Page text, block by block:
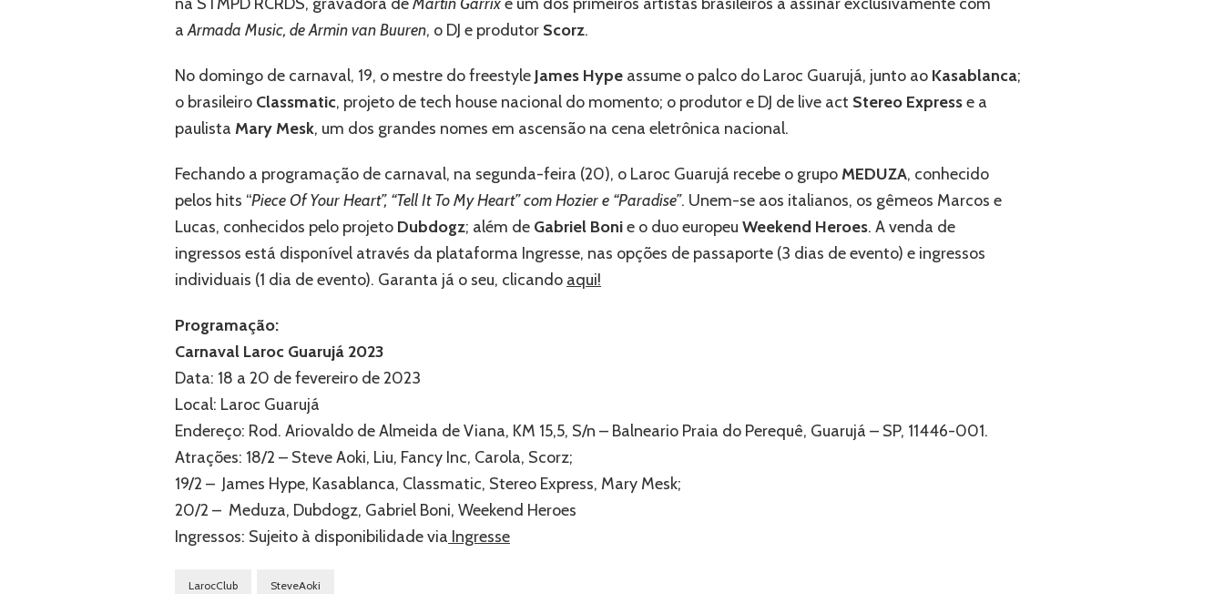
aArmada Music, de Armin van Buuren, o DJ e produtor Scorz.
No domingo de carnaval, 19, o mestre do freestyle James Hype assume o palco do Laroc Guarujá, junto ao Kasablanca;
o brasileiro Classmatic, projeto de tech house nacional do momento; o produtor e DJ de live act Stereo Expresse a
paulista Mary Mesk, um dos grandes nomes em ascensão na cena eletrônica nacional.
Fechando a programação de carnaval, na segunda-feira (20), o Laroc Guarujá recebe o grupoMEDUZA, conhecido
pelos hits “Piece Of Your Heart”, “Tell It To My Heart” com Hozier e “Paradise”. Unem-se aos italianos, os gêmeos Marcos e
Lucas, conhecidos pelo projeto Dubdogz; além de Gabriel Bonie o duo europeu Weekend Heroes. A venda de
ingressos está disponível através da plataforma Ingresse, nas opções de passaporte (3 dias de evento) e ingressos
individuais (1 dia de evento). Garanta já o seu, clicando aqui!
Programação:
Carnaval Laroc Guarujá 2023
Data: 18 a 20 de fevereiro de 2023
Local: Laroc Guarujá
Endereço: Rod. Ariovaldo de Almeida de Viana, KM 15,5, S/n – Balneario Praia do Perequê, Guarujá – SP, 11446-001.
Atrações: 18/2 – Steve Aoki, Liu, Fancy Inc, Carola, Scorz;
19/2 – James Hype, Kasablanca, Classmatic, Stereo Express, Mary Mesk;
20/2 – Meduza, Dubdogz, Gabriel Boni, Weekend Heroes
Ingressos: Sujeito à disponibilidade via Ingresse
LarocClub SteveAoki